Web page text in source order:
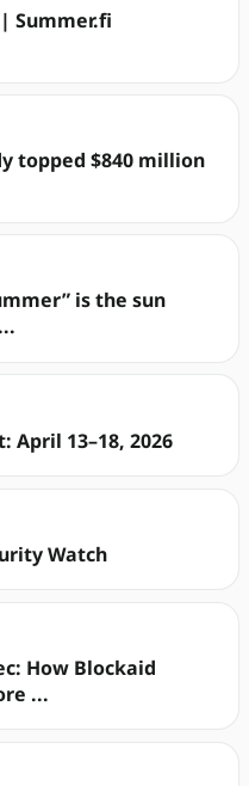
Summer.fi
topped $840 million
is the sun
April 13–18, 2026
Watch
How Blockaid
...